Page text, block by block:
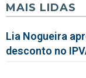
MAIS LIDAS
Lia Nogueira
desconto no